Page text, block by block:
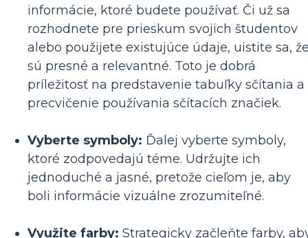
informácie, ktoré budete používať. Či už sa
rozhodnete pre prieskum svojich študentov
alebo použijete existujúce údaje, uistite sa,
sú presné a relevantné. Toto je dobrá
príležitosť na predstavenie tabuľky sčítania a
precvičenie používania sčítacích značiek.
Vyberte symboly: Ďalej vyberte symboly,
ktoré zodpovedajú téme. Udržujte ich
jednoduché a jasné, pretože cieľom je, aby
boli informácie vizuálne zrozumiteľné.
Využite farby: Strategicky začleňte farby,